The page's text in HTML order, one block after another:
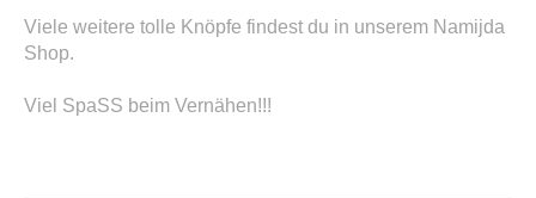
Viele weitere tolle Knöpfe findest du in unserem Namijda
Shop.
Viel SpaSS beim Vernähen!!!